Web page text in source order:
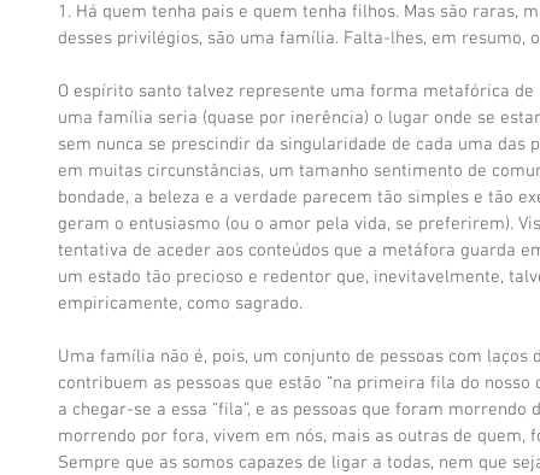
1. Há quem tenha pais e quem tenha filhos. Mas são raras,
desses privilégios, são uma família. Falta-lhes, em resumo,
O espírito santo talvez represente uma forma metafórica
uma família seria (quase por inerência) o lugar onde se
sem nunca se prescindir da singularidade de cada uma das
em muitas circunstâncias, um tamanho sentimento de
bondade, a beleza e a verdade parecem tão simples e tão
geram o entusiasmo (ou o amor pela vida, se preferirem).
tentativa de aceder aos conteúdos que a metáfora guarda
um estado tão precioso e redentor que, inevitavelmente,
empiricamente, como sagrado.
Uma família não é, pois, um conjunto de pessoas com laços
contribuem as pessoas que estão “na primeira fila do nosso
a chegar-se a essa “fila”, e as pessoas que foram morrendo
morrendo por fora, vivem em nós, mais as outras de quem,
Sempre que as somos capazes de ligar a todas, nem que